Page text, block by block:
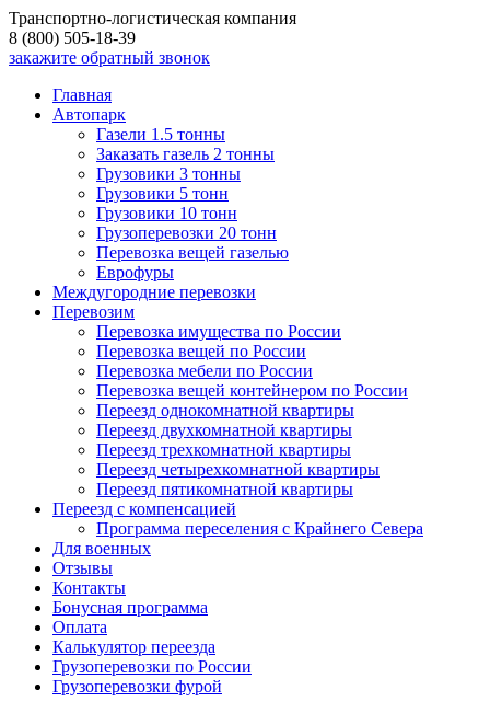
Транспортно-логистическая компания
8 (800) 505-18-39
закажите обратный звонок
Главная
Автопарк
Газели 1.5 тонны
Заказать газель 2 тонны
Грузовики 3 тонны
Грузовики 5 тонн
Грузовики 10 тонн
Грузоперевозки 20 тонн
Перевозка вещей газелью
Еврофуры
Междугородние перевозки
Перевозим
Перевозка имущества по России
Перевозка вещей по России
Перевозка мебели по России
Перевозка вещей контейнером по России
Переезд однокомнатной квартиры
Переезд двухкомнатной квартиры
Переезд трехкомнатной квартиры
Переезд четырехкомнатной квартиры
Переезд пятикомнатной квартиры
Переезд с компенсацией
Программа переселения с Крайнего Севера
Для военных
Отзывы
Контакты
Бонусная программа
Оплата
Калькулятор переезда
Грузоперевозки по России
Грузоперевозки фурой